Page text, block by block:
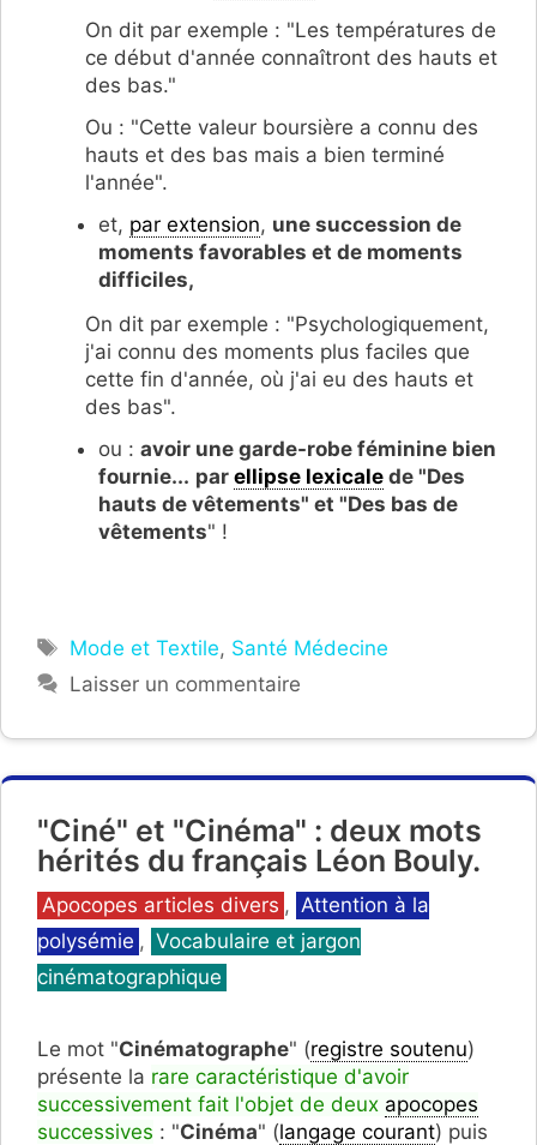
On dit par exemple : "Les températures de
ce début d'année connaîtront des hauts et
des bas."
Ou : "Cette valeur boursière a connu des
hauts et des bas mais a bien terminé
l'année".
et, par extension, une succession de
moments favorables et de moments
difficiles,
On dit par exemple : "Psychologiquement,
j'ai connu des moments plus faciles que
cette fin d'année, où j'ai eu des hauts et
des bas".
ou : avoir une garde-robe féminine bien
fournie... par ellipse lexicale de "Des
hauts de vêtements" et "Des bas de
vêtements" !
Étiquettes
Mode et Textile, Santé Médecine
Laisser un commentaire
"Ciné" et "Cinéma" : deux mots
hérités du français Léon Bouly.
Catégories
Apocopes articles divers , Attention à la
polysémie , Vocabulaire et jargon
cinématographique
Le mot "Cinématographe" (registre soutenu)
présente la rare caractéristique d'avoir
successivement fait l'objet de deux apocopes
successives : "Cinéma" (langage courant) puis